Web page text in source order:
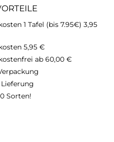
1 Tafel (bis 7.95€) 3,95
5,95 €
ab 60,00 €
Sorten!